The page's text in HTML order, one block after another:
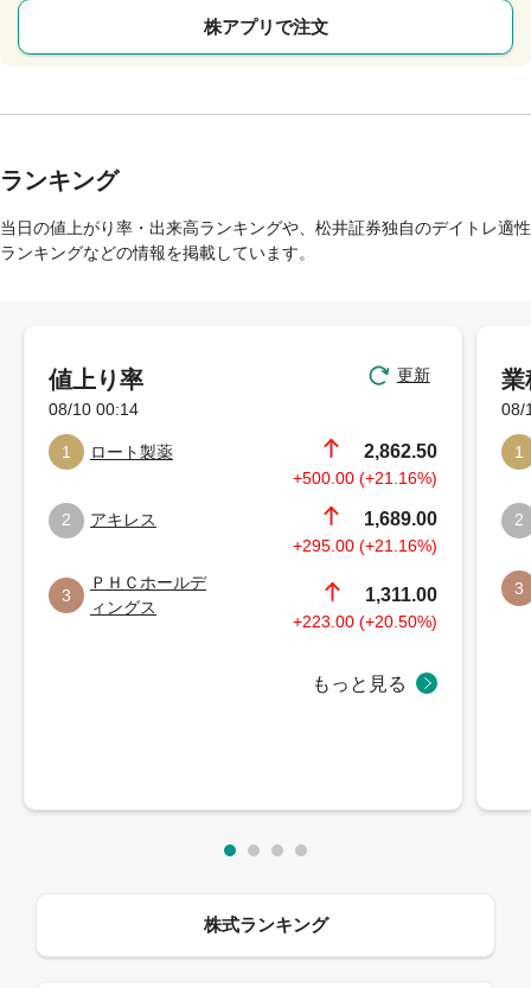
株アプリで注文
ランキング
当日の値上がり率・出来高ランキングや、松井証券独自のデイトレ適性
ランキングなどの情報を掲載しています。